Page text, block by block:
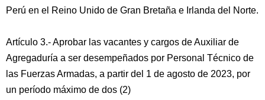
Perú en el Reino Unido de Gran Bretaña e Irlanda del Norte.
Artículo 3.- Aprobar las vacantes y cargos de Auxiliar de
Agregaduría a ser desempeñados por Personal Técnico de
las Fuerzas Armadas, a partir del 1 de agosto de 2023, por
un período máximo de dos (2)